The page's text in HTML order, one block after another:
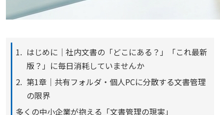
はじめに｜社内文書の「どこにある？」「これ最新
版？」に毎日消耗していませんか
第1章｜共有フォルダ・個人PCに分散する文書管理
の限界
多くの中小企業が抱える「文書管理の現実」